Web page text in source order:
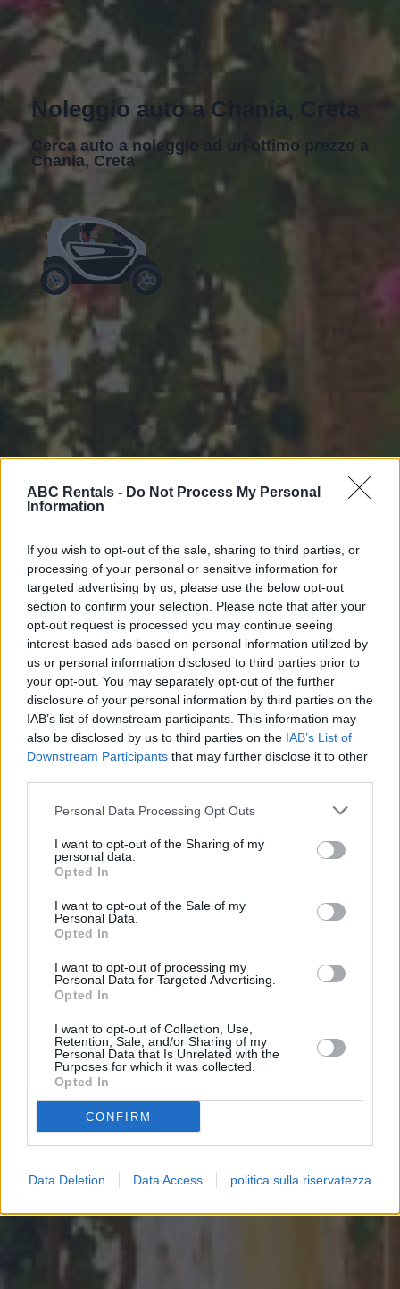
ABC Rentals - Do Not Process My Personal
Information
If you wish to opt-out of the sale, sharing to third parties, or
processing of your personal or sensitive information for
targeted advertising by us, please use the below opt-out
section to confirm your selection. Please note that after your
opt-out request is processed you may continue seeing
interest-based ads based on personal information utilized by
us or personal information disclosed to third parties prior to
your opt-out. You may separately opt-out of the further
disclosure of your personal information by third parties on the
IAB’s list of downstream participants. This information may
also be disclosed by us to third parties on the IAB’s List of
Downstream Participants that may further disclose it to other
Personal Data Processing Opt Outs
I want to opt-out of the Sharing of my
personal data.
Opted In
I want to opt-out of the Sale of my
Personal Data.
Opted In
I want to opt-out of processing my
Personal Data for Targeted Advertising.
Opted In
I want to opt-out of Collection, Use,
Retention, Sale, and/or Sharing of my
Personal Data that Is Unrelated with the
Purposes for which it was collected.
Opted In
CONFIRM
Data Deletion Data Access politica sulla riservatezza
Noleggio auto a Chania, Creta
Cerca auto a noleggio ad un ottimo prezzo a
Chania, Creta